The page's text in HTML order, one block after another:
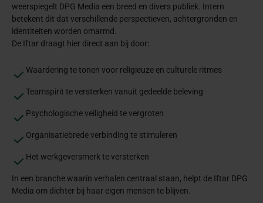
weerspiegelt DPG Media een breed en divers publiek. Intern
betekent dit dat verschillende perspectieven, achtergronden en
identiteiten worden omarmd.
De Iftar draagt hier direct aan bij door:
Waardering te tonen voor religieuze en culturele ritmes
Teamspirit te versterken vanuit gedeelde beleving
Psychologische veiligheid te vergroten
Organisatiebrede verbinding te stimuleren
Het werkgeversmerk te versterken
In een branche waarin verhalen centraal staan, helpt de Iftar DPG
Media om dichter bij haar eigen mensen te blijven.